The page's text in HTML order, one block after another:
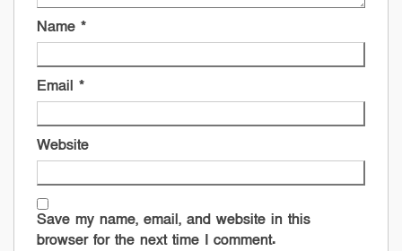
Name *
Email *
Website
Save my name, email, and website in this
browser for the next time I comment.